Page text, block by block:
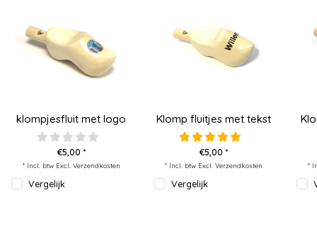
klompjesfluit met logo
€5,00 *
* Incl. btw Excl. Verzendkosten
Vergelijk
Klomp fluitjes met tekst
€5,00 *
* Incl. btw Excl.Verzendkosten
Vergelijk
*